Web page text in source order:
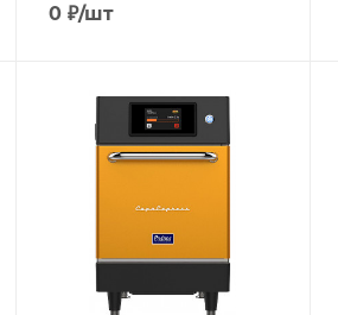
0₽/шт
Подпись к товару
220 В, 380 В; 1
уровень;
30 до 276 °С; 6.6